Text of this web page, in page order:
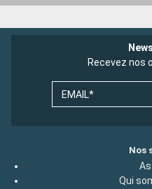
Recevez nos
EMAIL*
Nos
Qui